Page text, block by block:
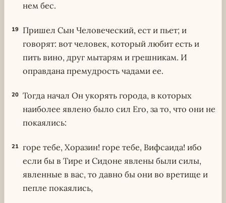
нем бес.
19 Пришел Сын Человеческий, ест и пьет; и
говорят: вот человек, который любит есть и
пить вино, друг мытарям и грешникам. И
оправдана премудрость чадами ее.
20 Тогда начал Он укорять города, в которых
наиболее явлено было сил Его, за то, что они не
покаялись:
21 горе тебе, Хоразин! горе тебе, Вифсаида! ибо
если бы в Тире и Сидоне явлены были силы,
явленные в вас, то давно бы они во вретище и
пепле покаялись,